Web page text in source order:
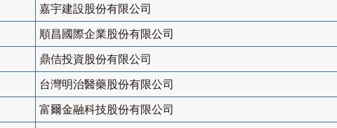
嘉宇建設股份有限公司
順昌國際企業股份有限公司
鼎佶投資股份有限公司
台灣明治醫藥股份有限公司
富爾金融科技股份有限公司